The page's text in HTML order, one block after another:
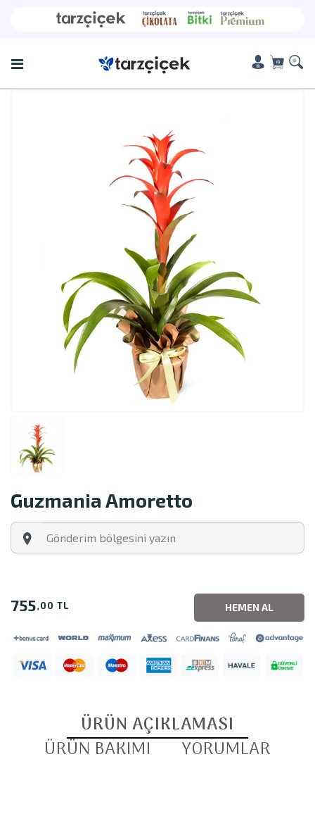
Guzmania Amoretto
755,00 TL HEMEN AL
ÜRÜN AÇIKLAMASI
ÜRÜN BAKIMI
YORUMLAR